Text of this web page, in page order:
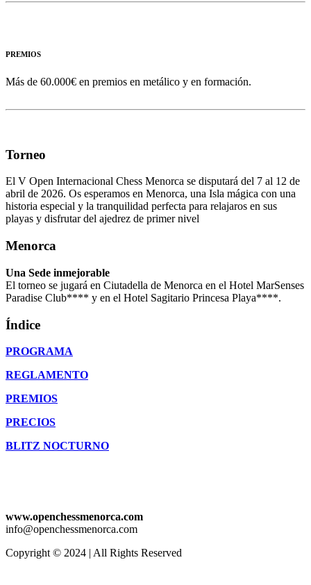
PREMIOS
Más de 60.000€ en premios en metálico y en formación.
Torneo
El V Open Internacional Chess Menorca se disputará del 7 al 12 de
abril de 2026. Os esperamos en Menorca, una Isla mágica con una
historia especial y la tranquilidad perfecta para relajaros en sus
playas y disfrutar del ajedrez de primer nivel
Menorca
Una Sede inmejorable
El torneo se jugará en Ciutadella de Menorca en el Hotel MarSenses
Paradise Club**** y en el Hotel Sagitario Princesa Playa****.
Índice
PROGRAMA
REGLAMENTO
PREMIOS
PRECIOS
BLITZ NOCTURNO
www.openchessmenorca.com
info@openchessmenorca.com
Copyright © 2024 | All Rights Reserved